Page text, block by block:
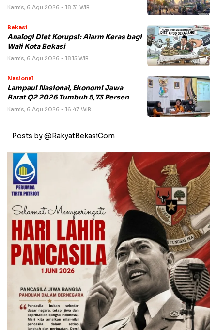
Kamis, 6 Agu 2026 - 18:31 WIB
Bekasi
Analogi Diet Korupsi: Alarm Keras bagi
Wali Kota Bekasi
Kamis, 6 Agu 2026 - 18:15 WIB
Nasional
Lampaui Nasional, Ekonomi Jawa
Barat Q2 2026 Tumbuh 5,73 Persen
Kamis, 6 Agu 2026 - 16:47 WIB
Posts by @RakyatBekasiCom